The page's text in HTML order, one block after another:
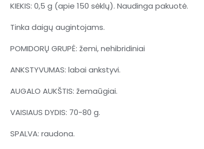
KIEKIS: 0,5 g (apie 150 sėklų). Naudinga pakuotė.
Tinka daigų augintojams.
POMIDORŲ GRUPĖ: žemi, nehibridiniai
ANKSTYVUMAS: labai ankstyvi.
AUGALO AUKŠTIS: žemaūgiai.
VAISIAUS DYDIS: 70-80 g.
SPALVA: raudona.